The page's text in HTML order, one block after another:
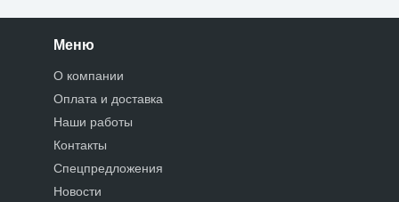
Меню
О компании
Оплата и доставка
Наши работы
Контакты
Спецпредложения
Новости